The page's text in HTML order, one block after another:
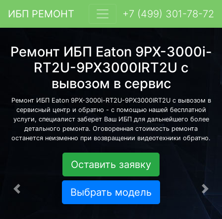
ИБП РЕМОНТ +7 (499) 301-78-72
Ремонт ИБП Eaton 9PX-3000i-
RT2U-9PX3000IRT2U с
вывозом в сервис
Ремонт ИБП Eaton 9PX-3000i-RT2U-9PX3000IRT2U с вывозом в
сервисный центр и обратно - с помощью нашей бесплатной
услуги, специалист заберет Ваш ИБП для дальнейшего более
детального ремонта. Оговоренная стоимость ремонта
останется неизменно при возвращении видеотехники обратно.
Оставить заявку
Выбрать модель
Предыдущая